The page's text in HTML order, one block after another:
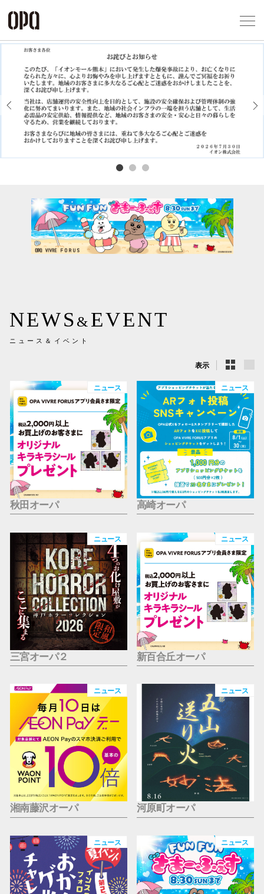
Previous
NEWS & EVENT
ニュース＆イベント
表示
ニュース
秋田オーパ
ニュース
高崎オーパ
ニュース
三宮オーパ２
ニュース
新百合丘オーパ
ニュース
湘南藤沢オーパ
ニュース
河原町オーパ
ニュース ニュース
企業情報
お問い合わせ
プライバシ
ソーシャル
横浜ビ